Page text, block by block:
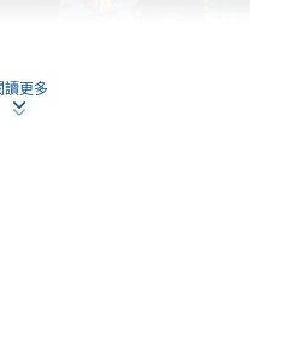
(TF3 創始人)
讀更多